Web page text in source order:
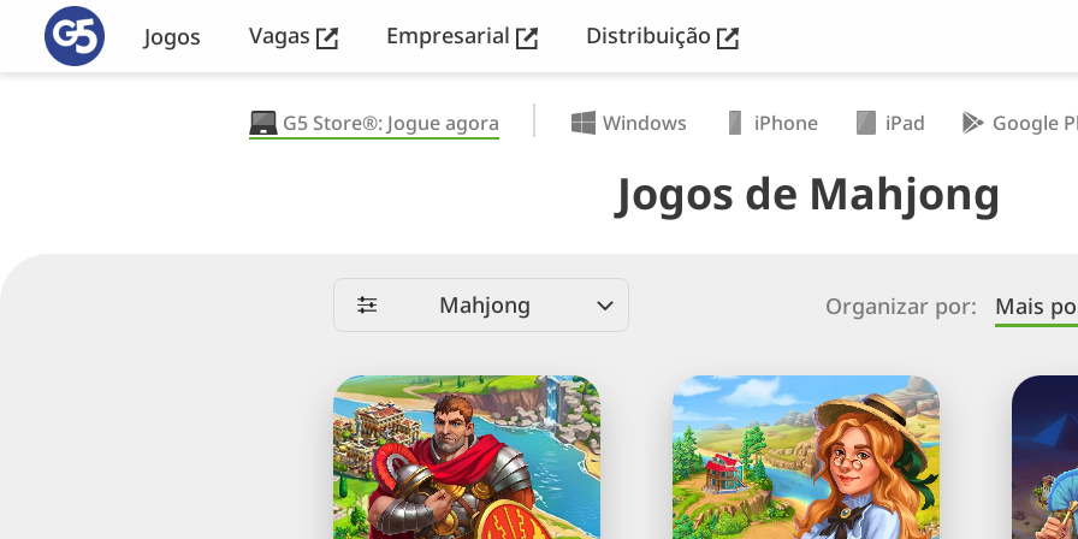
Jogos Vagas Empresarial Distribuição
G5 Store®: Jogue agora Windows iPhone iPad Google
Jogos de Mahjong
Mahjong Organizar por: Mais
Emperor
of
Mahjong®:
Una
peças
e
Sheriff
of
Mahjong®:
Solitário
of
Jogo
de